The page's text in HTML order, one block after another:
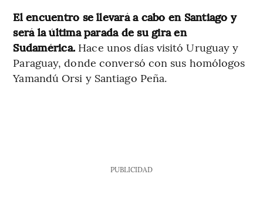
El encuentro se llevará a cabo en Santiago y
será la última parada de su gira en
Sudamérica. Hace unos días visitó Uruguay y
Paraguay, donde conversó con sus homólogos
Yamandú Orsi y Santiago Peña.
PUBLICIDAD